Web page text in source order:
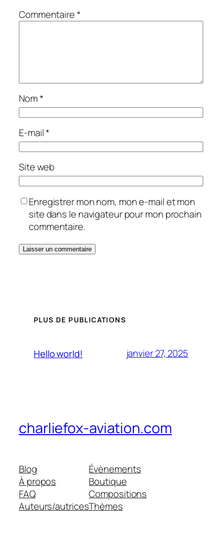
Commentaire*
Nom*
E-mail*
Site web
Enregistrer mon nom, mon e-mail et mon
site dans le navigateur pour mon prochain
commentaire.
PLUS DE PUBLICATIONS
Hello world! janvier 27, 2025
charliefox-aviation.com
Blog
À propos
FAQ
Auteurs/autrices
Évènements
Boutique
Compositions
Thèmes